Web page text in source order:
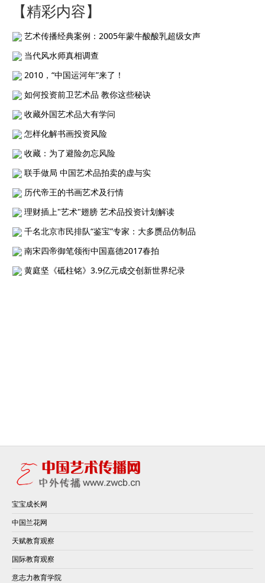
【精彩内容】
艺术传播经典案例：2005年蒙牛酸酸乳超级女声
当代风水师真相调查
2010，“中国运河年”来了！
如何投资前卫艺术品 教你这些秘诀
收藏外国艺术品大有学问
怎样化解书画投资风险
收藏：为了避险勿忘风险
联手做局 中国艺术品拍卖的虚与实
历代帝王的书画艺术及行情
理财插上"艺术"翅膀 艺术品投资计划解读
千名北京市民排队“鉴宝”专家：大多赝品仿制品
南宋四帝御笔领衔中国嘉德2017春拍
黄庭坚《砥柱铭》3.9亿元成交创新世界纪录
宝宝成长网
中国兰花网
天赋教育观察
国际教育观察
意志力教育学院